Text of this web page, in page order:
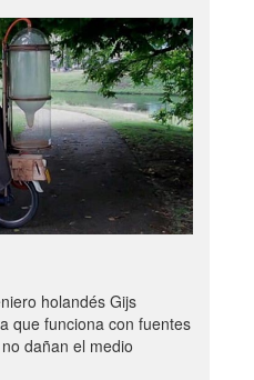
holandés Gijs
que funciona con fuentes
dañan el medio